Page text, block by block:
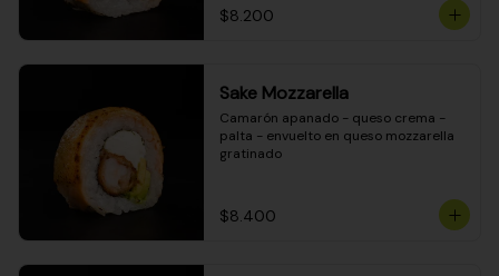
$8.200
Sake Mozzarella
Camarón apanado - queso crema -
palta - envuelto en queso mozzarella
gratinado
$8.400